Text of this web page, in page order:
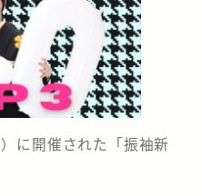
に開催された「振袖新